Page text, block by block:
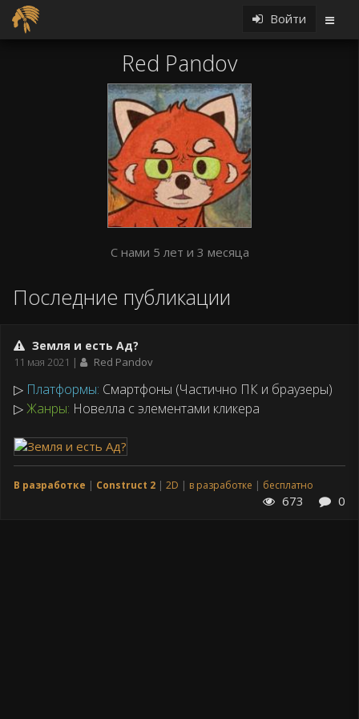
Войти
Red Pandov
С нами 5 лет и 3 месяца
Последние публикации
Земля и есть Ад?
Дата
11 мая 2021 Red Pandov
▷ Платформы: Смартфоны (Частично ПК и браузеры)
▷Жанры: Новелла с элементами кликера
В разработке Construct 2 2D в разработке бесплатно
673 0